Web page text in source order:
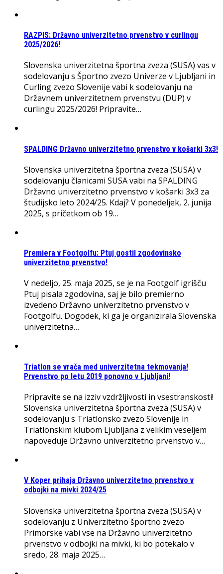
RAZPIS: Državno univerzitetno prvenstvo v curlingu
2025/2026!
Slovenska univerzitetna športna zveza (SUSA) vas v
sodelovanju s Športno zvezo Univerze v Ljubljani in
Curling zvezo Slovenije vabi k sodelovanju na
Državnem univerzitetnem prvenstvu (DUP) v
curlingu 2025/2026! Pripravite…
SPALDING Državno univerzitetno prvenstvo v košarki 3x3!
Slovenska univerzitetna športna zveza (SUSA) v
sodelovanju članicami SUSA vabi na SPALDING
Državno univerzitetno prvenstvo v košarki 3x3 za
študijsko leto 2024/25. Kdaj? V ponedeljek, 2. junija
2025, s pričetkom ob 19…
Premiera v Footgolfu: Ptuj gostil zgodovinsko
univerzitetno prvenstvo!
V nedeljo, 25. maja 2025, se je na Footgolf igrišču
Ptuj pisala zgodovina, saj je bilo premierno
izvedeno Državno univerzitetno prvenstvo v
Footgolfu. Dogodek, ki ga je organizirala Slovenska
univerzitetna…
Triatlon se vrača med univerzitetna tekmovanja!
Prvenstvo po letu 2019 ponovno v Ljubljani!
Pripravite se na izziv vzdržljivosti in vsestranskosti!
Slovenska univerzitetna športna zveza (SUSA) v
sodelovanju s Triatlonsko zvezo Slovenije in
Triatlonskim klubom Ljubljana z velikim veseljem
napoveduje Državno univerzitetno prvenstvo v…
V Koper prihaja Državno univerzitetno prvenstvo v
odbojki na mivki 2024/25
Slovenska univerzitetna športna zveza (SUSA) v
sodelovanju z Univerzitetno športno zvezo
Primorske vabi vse na Državno univerzitetno
prvenstvo v odbojki na mivki, ki bo potekalo v
sredo, 28. maja 2025…